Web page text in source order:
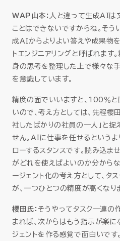
WAP山本： 人と違って生成AIは
ことはできないですからね。そう
成AIからよりよい答えや成果物
トエンジニアリングと呼ばれます
身の思考を整理した上で様々な
を意識しています。
精度の面でいいますと、100％
いので、考え方としては、先程櫻
社したばかりの社員の一人」と捉
せん。AIに仕事を任せるという
ローするスタンスです。読み込ま
がどれを使えばよいのか分から
ージェント化の考え方として、タ
が、一つひとつの精度が高くなり
櫻田氏：そうやってタスク一連の
まれば、次からはもう指示が楽に
ジェントを作る感覚で面白いです